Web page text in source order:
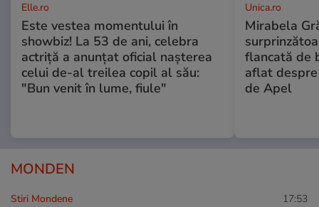
Elle.ro
Este vestea momentului în
showbiz! La 53 de ani, celebra
actriță a anunțat oficial nașterea
celui de-al treilea copil al său:
"Bun venit în lume, fiule"
Unica.ro
Mirabela
flancată de
aflat
de Apel
MONDEN
Stiri Mondene 17:53